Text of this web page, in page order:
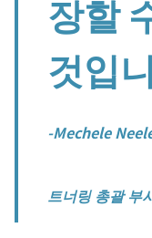
장할
것입
-Mechele
트너링 총괄 부